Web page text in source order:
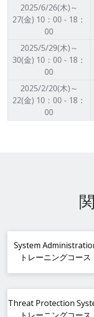
2025/6/26(木)～
27(金) 10：00 - 18：
00
2025/5/29(木)～
30(金) 10：00 - 18：
00
2025/2/20(木)～
22(金) 10：00 - 18：
00
System
トレーニングコース
Threat Protection